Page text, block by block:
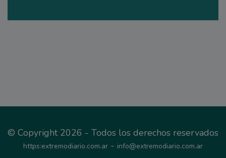
© Copyright 2026 - Todos los derechos reservados
https:extremodiario.com.ar - info@extremodiario.com.ar